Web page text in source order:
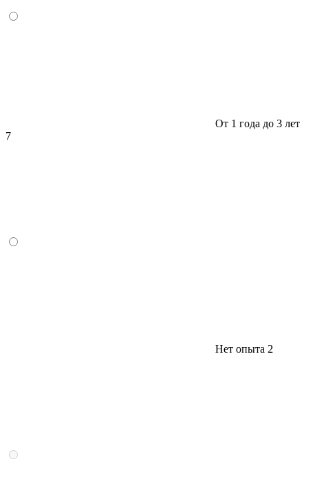
От 1 года до 3 лет
7
Нет опыта 2